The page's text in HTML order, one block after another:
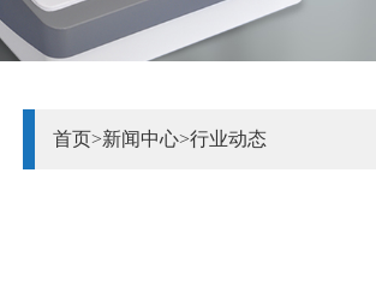
首页>新闻中心>行业动态